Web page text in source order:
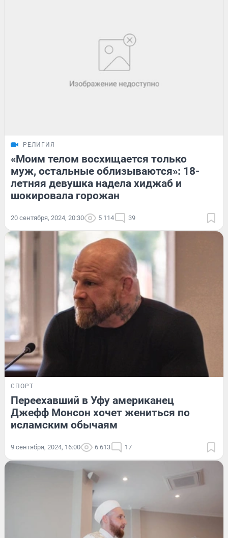
РЕЛИГИЯ
«Моим телом восхищается только
муж, остальные облизываются»: 18-
летняя девушка надела хиджаб и
шокировала горожан
20 сентября, 2024, 20:30 5 114 39
СПОРТ
Переехавший в Уфу американец
Джефф Монсон хочет жениться по
исламским обычаям
9 сентября, 2024, 16:00 6 613 17